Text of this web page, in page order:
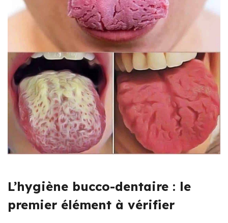
L’hygiène bucco-dentaire : le
premier élément à vérifier